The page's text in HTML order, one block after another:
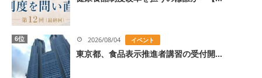
6位 2026/08/04 イベント
東京都、食品表示推進者講習の受付開...